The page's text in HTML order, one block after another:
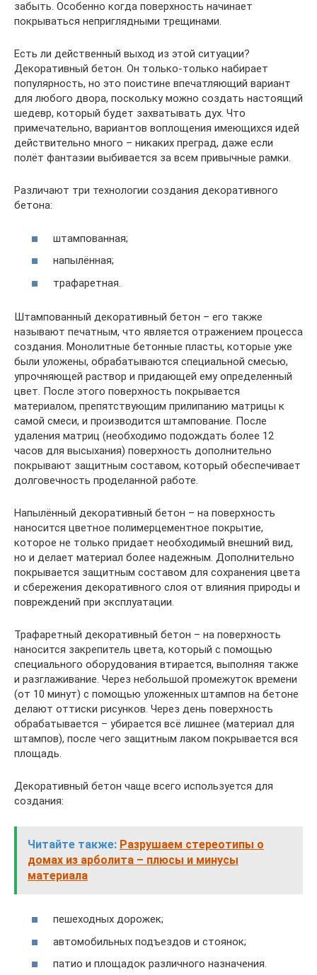
забыть. Особенно когда поверхность начинает
покрываться неприглядными трещинами.
Есть ли действенный выход из этой ситуации?
Декоративный бетон. Он только-только набирает
популярность, но это поистине впечатляющий вариант
для любого двора, поскольку можно создать настоящий
шедевр, который будет захватывать дух. Что
примечательно, вариантов воплощения имеющихся идей
действительно много – никаких преград, даже если
полёт фантазии выбивается за всем привычные рамки.
Различают три технологии создания декоративного
бетона:
штампованная;
напылённая;
трафаретная.
Штампованный декоративный бетон – его также
называют печатным, что является отражением процесса
создания. Монолитные бетонные пласты, которые уже
были уложены, обрабатываются специальной смесью,
упрочняющей раствор и придающей ему определенный
цвет. После этого поверхность покрывается
материалом, препятствующим прилипанию матрицы к
самой смеси, и производится штампование. После
удаления матриц (необходимо подождать более 12
часов для высыхания) поверхность дополнительно
покрывают защитным составом, который обеспечивает
долговечность проделанной работе.
Напылённый декоративный бетон – на поверхность
наносится цветное полимерцементное покрытие,
которое не только придает необходимый внешний вид,
но и делает материал более надежным. Дополнительно
покрывается защитным составом для сохранения цвета
и сбережения декоративного слоя от влияния природы и
повреждений при эксплуатации.
Трафаретный декоративный бетон – на поверхность
наносится закрепитель цвета, который с помощью
специального оборудования втирается, выполняя также
и разглаживание. Через небольшой промежуток времени
(от 10 минут) с помощью уложенных штампов на бетоне
делают оттиски рисунков. Через день поверхность
обрабатывается – убирается всё лишнее (материал для
штампов), после чего защитным лаком покрывается вся
площадь.
Декоративный бетон чаще всего используется для
создания:
Читайте также: Разрушаем стереотипы о
домах из арболита – плюсы и минусы
материала
пешеходных дорожек;
автомобильных подъездов и стоянок;
патио и площадок различного назначения.